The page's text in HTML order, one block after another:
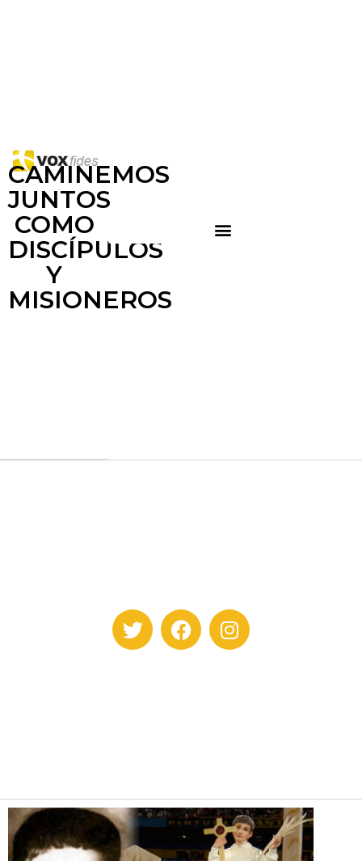
CAMINEMOS
JUNTOS
COMO
DISCÍPULOS
Y
MISIONEROS